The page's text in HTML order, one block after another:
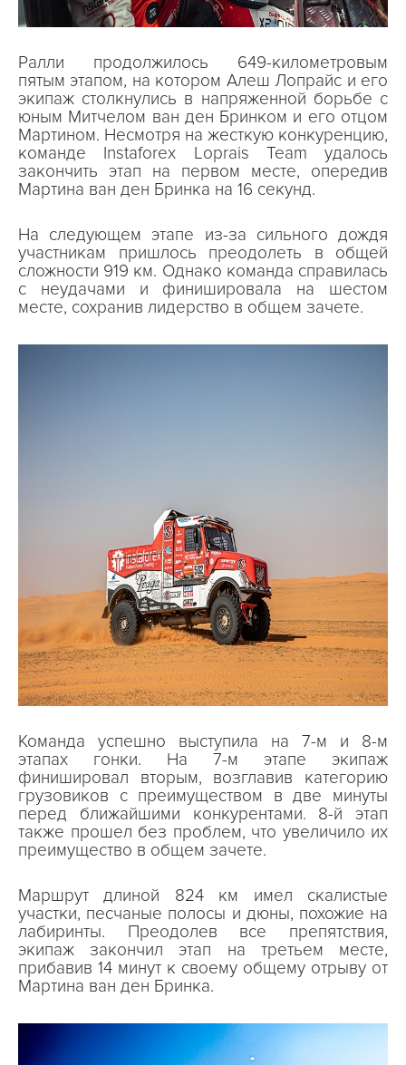
Ралли продолжилось 649-километровым
пятым этапом, на котором Алеш Лопрайс и его
экипаж столкнулись в напряженной борьбе с
юным Митчелом ван ден Бринком и его отцом
Мартином. Несмотря на жесткую конкуренцию,
команде Instaforex Loprais Team удалось
закончить этап на первом месте, опередив
Мартина ван ден Бринка на 16 секунд.
На следующем этапе из-за сильного дождя
участникам пришлось преодолеть в общей
сложности 919 км. Однако команда справилась
с неудачами и финишировала на шестом
месте, сохранив лидерство в общем зачете.
Команда успешно выступила на 7-м и 8-м
этапах гонки. На 7-м этапе экипаж
финишировал вторым, возглавив категорию
грузовиков с преимуществом в две минуты
перед ближайшими конкурентами. 8-й этап
также прошел без проблем, что увеличило их
преимущество в общем зачете.
Маршрут длиной 824 км имел скалистые
участки, песчаные полосы и дюны, похожие на
лабиринты. Преодолев все препятствия,
экипаж закончил этап на третьем месте,
прибавив 14 минут к своему общему отрыву от
Мартина ван ден Бринка.